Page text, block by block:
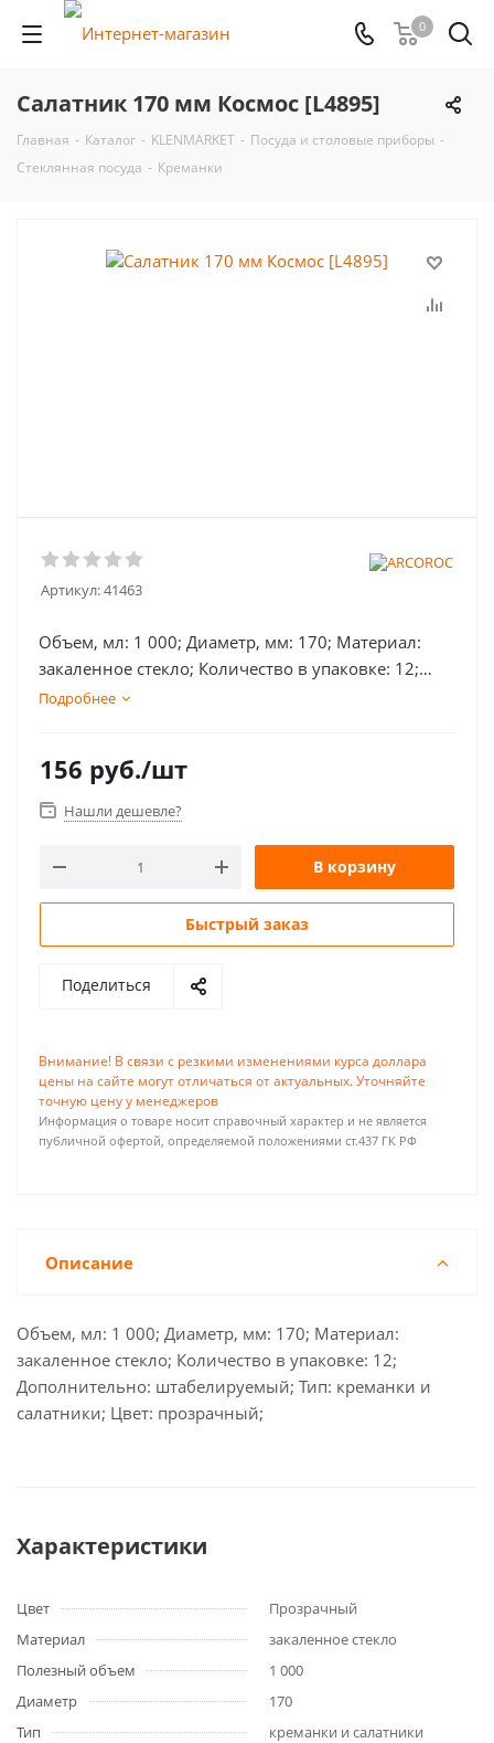
0
Салатник 170 мм Космос [L4895]
Главная - Каталог - KLENMARKET - Посуда и столовые приборы -
Стеклянная посуда - Креманки
Артикул:41463
Объем, мл: 1 000; Диаметр, мм: 170; Материал:
закаленное стекло; Количество в упаковке: 12;
Дополнительно: штабелируемый; Тип: креманки и
Подробнее
156 руб./шт
Нашли дешевле?
В корзину
Быстрый заказ
Поделиться
Внимание! В связи с резкими изменениями курса доллара
цены на сайте могут отличаться от актуальных. Уточняйте
точную цену у менеджеров
Информация о товаре носит справочный характер и не является
публичной офертой, определяемой положениями ст.437 ГК РФ
Описание
Объем, мл: 1 000; Диаметр, мм: 170; Материал:
закаленное стекло; Количество в упаковке: 12;
Дополнительно: штабелируемый; Тип: креманки и
салатники; Цвет: прозрачный;
Характеристики
Цвет
Прозрачный
Материал
закаленное стекло
Полезный объем
1 000
Диаметр
170
Тип
креманки и салатники